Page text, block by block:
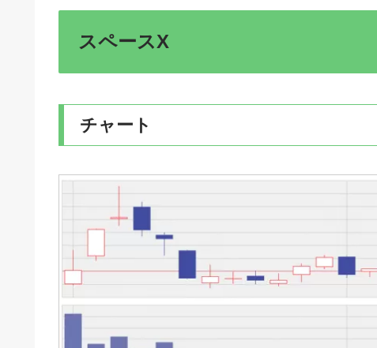
スペースX
チャート